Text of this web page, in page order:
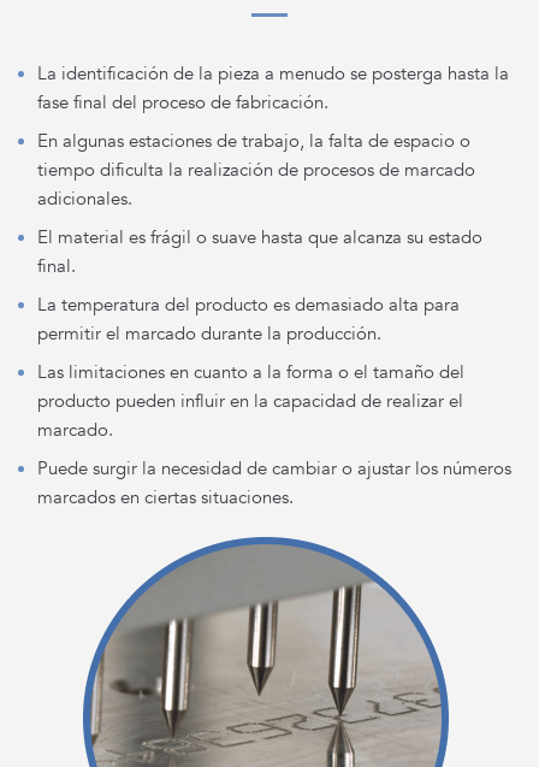
La identificación de la pieza a menudo se posterga hasta la
fase final del proceso de fabricación.
En algunas estaciones de trabajo, la falta de espacio o
tiempo dificulta la realización de procesos de marcado
adicionales.
El material es frágil o suave hasta que alcanza su estado
final.
La temperatura del producto es demasiado alta para
permitir el marcado durante la producción.
Las limitaciones en cuanto a la forma o el tamaño del
producto pueden influir en la capacidad de realizar el
marcado.
Puede surgir la necesidad de cambiar o ajustar los números
marcados en ciertas situaciones.